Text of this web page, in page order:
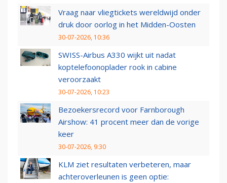
Vraag naar vliegtickets wereldwijd onder
druk door oorlog in het Midden-Oosten
30-07-2026, 10:36
SWISS-Airbus A330 wijkt uit nadat
koptelefoonoplader rook in cabine
veroorzaakt
30-07-2026, 10:23
Bezoekersrecord voor Farnborough
Airshow: 41 procent meer dan de vorige
keer
30-07-2026, 9:30
KLM ziet resultaten verbeteren, maar
achteroverleunen is geen optie: